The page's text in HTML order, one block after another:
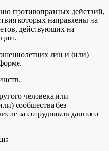
противоправных действий,
которых направлены на
действующих на
лиц и (или)
человека или
сообщества без
за сотрудников данного